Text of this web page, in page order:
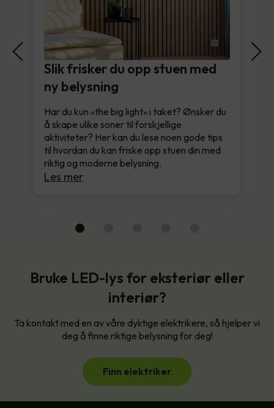
Slik frisker du opp stuen med
ny belysning
Har du kun «the big light» i taket? Ønsker du
å skape ulike soner til forskjellige
aktiviteter? Her kan du lese noen gode tips
til hvordan du kan friske opp stuen din med
riktig og moderne belysning.
Les mer
Bruke LED-lys for eksteriør eller
interiør?
Ta kontakt med en av våre dyktige elektrikere, så hjelper vi
deg å finne riktige belysning for deg!
Finn elektriker